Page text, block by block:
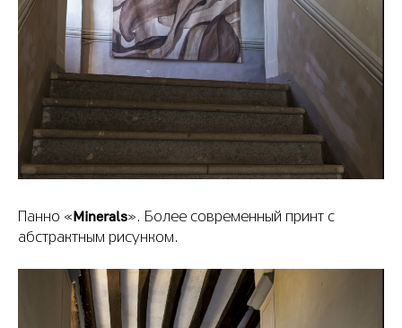
Панно «Minerals». Более современный принт с
абстрактным рисунком.